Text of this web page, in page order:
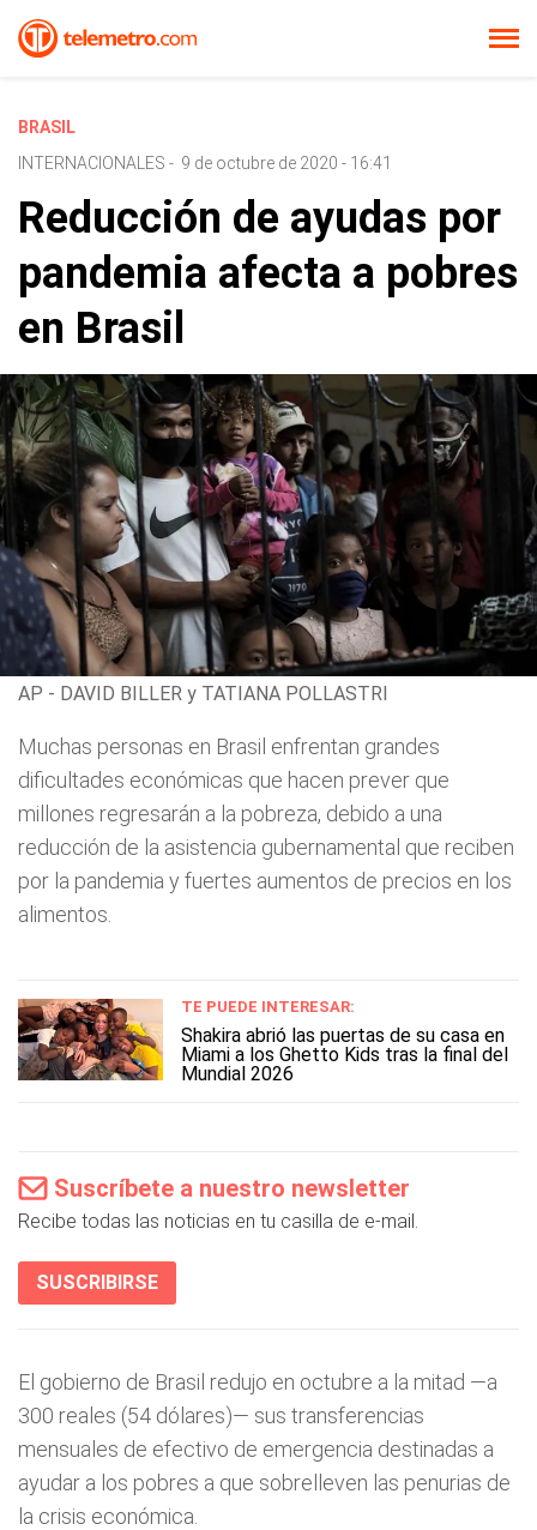
BRASIL
INTERNACIONALES - 9 de octubre de 2020 - 16:41
Reducción de ayudas por
pandemia afecta a pobres
en Brasil
AP - DAVID BILLER y TATIANA POLLASTRI
Muchas personas en Brasil enfrentan grandes
dificultades económicas que hacen prever que
millones regresarán a la pobreza, debido a una
reducción de la asistencia gubernamental que reciben
por la pandemia y fuertes aumentos de precios en los
alimentos.
TE PUEDE INTERESAR:
Shakira abrió las puertas de su casa en
Miami a los Ghetto Kids tras la final del
Mundial 2026
Suscríbete a nuestro newsletter
Recibe todas las noticias en tu casilla de e-mail.
SUSCRIBIRSE
El gobierno de Brasil redujo en octubre a la mitad —a
300 reales (54 dólares)— sus transferencias
mensuales de efectivo de emergencia destinadas a
ayudar a los pobres a que sobrelleven las penurias de
la crisis económica.